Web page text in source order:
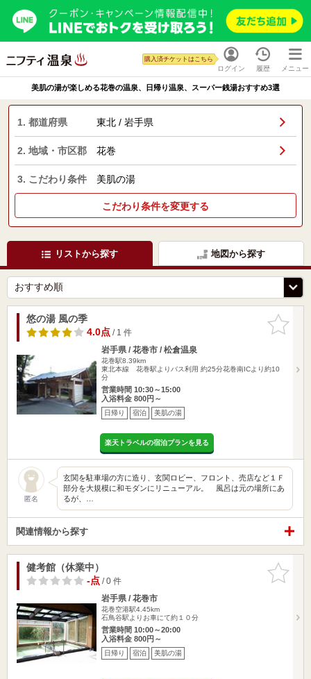
ログイン
購入済チケットはこちら
履歴 メニュー
美肌の湯が楽しめる花巻の温泉、日帰り温泉、スーパー銭湯おすすめ3選
1. 都道府県 東北 / 岩手県
2. 地域・市区郡 花巻
3. こだわり条件 美肌の湯
こだわり条件を変更する
リストから探す 地図から探す
お気に入
りに追加
悠の湯 風の季
4.0点/ 1 件
岩手県 / 花巻市 / 松倉温泉
花巻駅8.39km
東北本線 花巻駅よりバス利用 約25分花巻南ICより約10
分
営業時間 10:30～15:00
入浴料金 800円～
日帰り 宿泊 美肌の湯
楽天トラベルの宿泊プランを見る
匿名
玄関を駐車場の方に造り、玄関ロビー、フロント、売店など１Ｆ
部分を大規模に和モダンにリニューアル。 風呂は元の場所にあ
るが、…
関連情報から探す
お気に入
りに追加
健考館（休業中）
-点/ 0 件
岩手県 / 花巻市
花巻空港駅4.45km
石鳥谷駅よりお車にて約１０分
営業時間 10:00～20:00
入浴料金 800円～
日帰り 宿泊 美肌の湯